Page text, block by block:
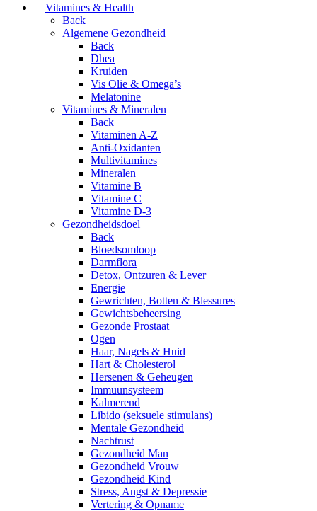
Vitamines & Health
Back
Algemene Gezondheid
Back
Dhea
Kruiden
Vis Olie & Omega’s
Melatonine
Vitamines & Mineralen
Back
Vitaminen A-Z
Anti-Oxidanten
Multivitamines
Mineralen
Vitamine B
Vitamine C
Vitamine D-3
Gezondheidsdoel
Back
Bloedsomloop
Darmflora
Detox, Ontzuren & Lever
Energie
Gewrichten, Botten & Blessures
Gewichtsbeheersing
Gezonde Prostaat
Ogen
Haar, Nagels & Huid
Hart & Cholesterol
Hersenen & Geheugen
Immuunsysteem
Kalmerend
Libido (seksuele stimulans)
Mentale Gezondheid
Nachtrust
Gezondheid Man
Gezondheid Vrouw
Gezondheid Kind
Stress, Angst & Depressie
Vertering & Opname